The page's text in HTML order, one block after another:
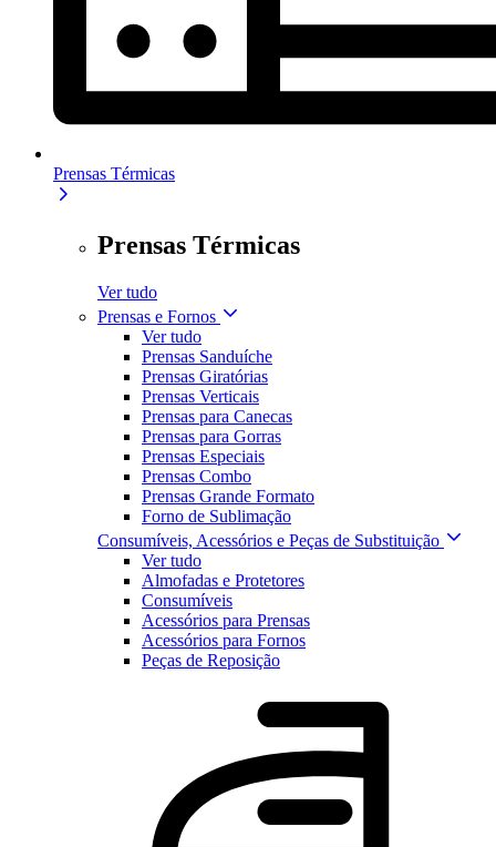
Prensas Térmicas
Prensas Térmicas
Ver tudo
Prensas e Fornos
Ver tudo
Prensas Sanduíche
Prensas Giratórias
Prensas Verticais
Prensas para Canecas
Prensas para Gorras
Prensas Especiais
Prensas Combo
Prensas Grande Formato
Forno de Sublimação
Consumíveis, Acessórios e Peças de Substituição
Ver tudo
Almofadas e Protetores
Consumíveis
Acessórios para Prensas
Acessórios para Fornos
Peças de Reposição